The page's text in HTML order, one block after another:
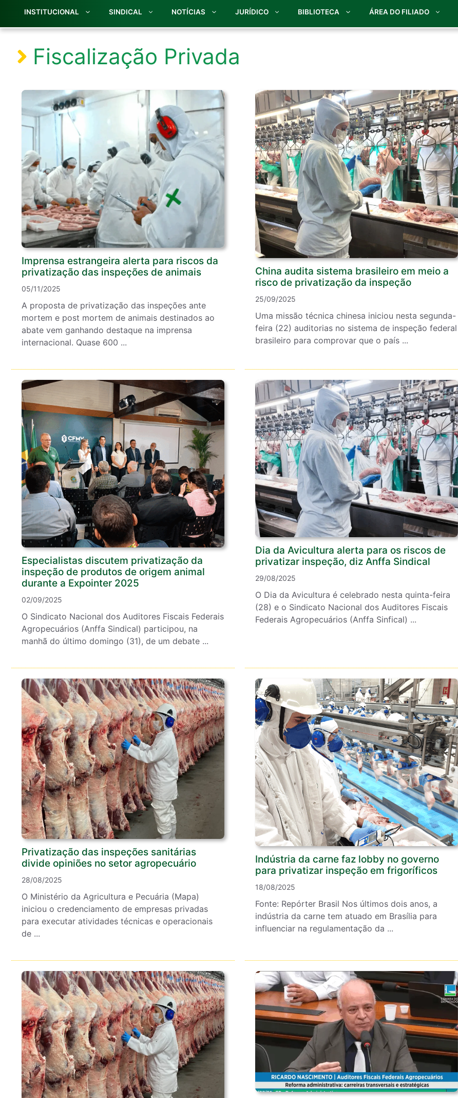
INSTITUCIONAL SINDICAL NOTÍCIAS JURÍDICO BIBLIOTECA ÁREA DO FILIADO
Fiscalização Privada
Imprensa estrangeira alerta para riscos da
privatização das inspeções de animais
05/11/2025
A proposta de privatização das inspeções ante
mortem e post mortem de animais destinados ao
abate vem ganhando destaque na imprensa
internacional. Quase 600 ...
China audita sistema brasileiro em meio a
risco de privatização da inspeção
25/09/2025
Uma missão técnica chinesa iniciou nesta segunda-
feira (22) auditorias no sistema de inspeção federal
brasileiro para comprovar que o país ...
Especialistas discutem privatização da
inspeção de produtos de origem animal
durante a Expointer 2025
02/09/2025
O Sindicato Nacional dos Auditores Fiscais Federais
Agropecuários (Anffa Sindical) participou, na
manhã do último domingo (31), de um debate ...
Dia da Avicultura alerta para os riscos de
privatizar inspeção, diz Anffa Sindical
29/08/2025
O Dia da Avicultura é celebrado nesta quinta-feira
(28) e o Sindicato Nacional dos Auditores Fiscais
Federais Agropecuários (Anffa Sinfical) ...
Privatização das inspeções sanitárias
divide opiniões no setor agropecuário
28/08/2025
O Ministério da Agricultura e Pecuária (Mapa)
iniciou o credenciamento de empresas privadas
para executar atividades técnicas e operacionais
de ...
Indústria da carne faz lobby no governo
para privatizar inspeção em frigoríficos
18/08/2025
Fonte: Repórter Brasil Nos últimos dois anos, a
indústria da carne tem atuado em Brasília para
influenciar na regulamentação da ...